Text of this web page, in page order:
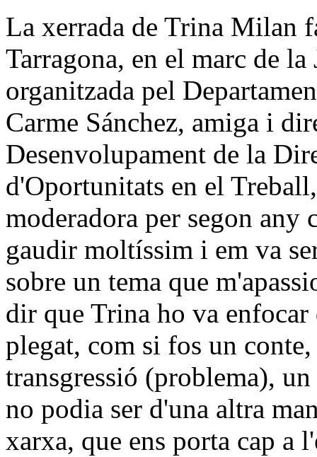
La xerrada de Trina Milan
Tarragona, en el marc de
organitzada pel
Carme Sánchez, amiga i
Desenvolupament de la
d'Oportunitats en el
moderadora per segon any
gaudir moltíssim i em va
sobre un tema que
dir que Trina ho va
plegat, com si fos un
transgressió (problema),
no podia ser d'una altra
xarxa, que ens porta cap a